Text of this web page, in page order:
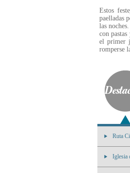
Estos
paelladas
las
con
el primer
romperse
Ruta
Iglesia